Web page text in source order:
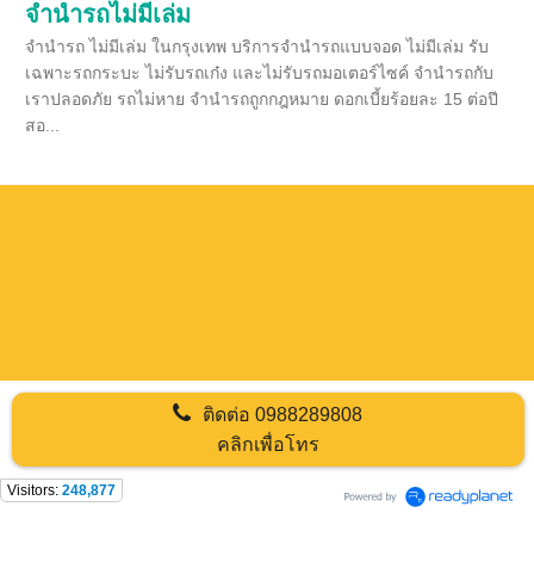
จำนำรถไม่มีเล่ม
จำนำรถ ไม่มีเล่ม ในกรุงเทพ บริการจำนำรถแบบจอด ไม่มีเล่ม รับ
เฉพาะรถกระบะ ไม่รับรถเก๋ง และไม่รับรถมอเตอร์ไซค์ จำนำรถกับ
เราปลอดภัย รถไม่หาย จำนำรถถูกกฎหมาย ดอกเบี้ยร้อยละ 15 ต่อปี
สอ...
ติดต่อ0988289808
คลิกเพื่อโทร
Visitors: 248,877